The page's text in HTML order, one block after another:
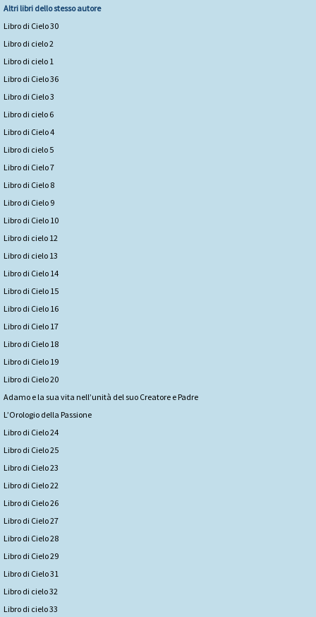
Altri libri dello stesso autore
Libro di Cielo 30
Libro di cielo 2
Libro di cielo 1
Libro di Cielo 36
Libro di Cielo 3
Libro di cielo 6
Libro di Cielo 4
Libro di cielo 5
Libro di Cielo 7
Libro di Cielo 8
Libro di Cielo 9
Libro di Cielo 10
Libro di cielo 12
Libro di cielo 13
Libro di Cielo 14
Libro di Cielo 15
Libro di Cielo 16
Libro di Cielo 17
Libro di Cielo 18
Libro di Cielo 19
Libro di Cielo 20
Adamo e la sua vita nell’unità del suo Creatore e Padre
L’Orologio della Passione
Libro di Cielo 24
Libro di Cielo 25
Libro di Cielo 23
Libro di Cielo 22
Libro di Cielo 26
Libro di Cielo 27
Libro di Cielo 28
Libro di Cielo 29
Libro di Cielo 31
Libro di cielo 32
Libro di cielo 33